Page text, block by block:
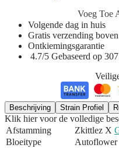
Voeg Toe
Volgende dag in huis
Gratis verzending
Ontkiemingsgarantie
4.7/5 Gebaseerd op
Beschrijving Strain Profiel
Klik hier voor de volledige
Afstamming
Zkittlez X
Bloeitype
Autoflower